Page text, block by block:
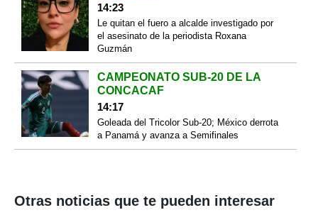
14:23
Le quitan el fuero a alcalde investigado por
el asesinato de la periodista Roxana
Guzmán
CAMPEONATO SUB-20 DE LA
CONCACAF
14:17
Goleada del Tricolor Sub-20; México derrota
a Panamá y avanza a Semifinales
Otras noticias que te pueden interesar